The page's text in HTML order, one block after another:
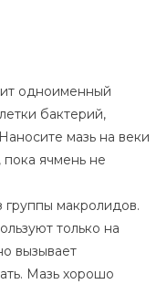
одноименный
бактерий,
мазь на веки
пока ячмень не
макролидов.
только на
вызывает
Мазь хорошо